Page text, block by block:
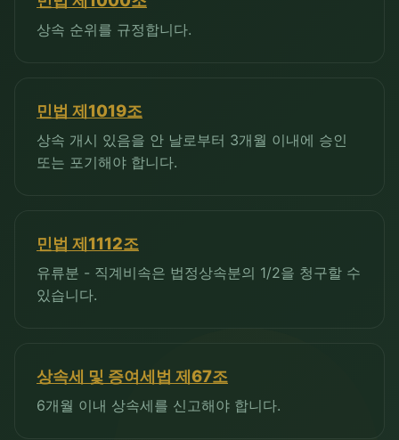
상속 순위를 규정합니다.
민법 제1019조
상속 개시 있음을 안 날로부터 3개월 이내에 승인
또는 포기해야 합니다.
민법 제1112조
유류분 - 직계비속은 법정상속분의 1/2을 청구할 수
있습니다.
상속세 및 증여세법 제67조
6개월 이내 상속세를 신고해야 합니다.